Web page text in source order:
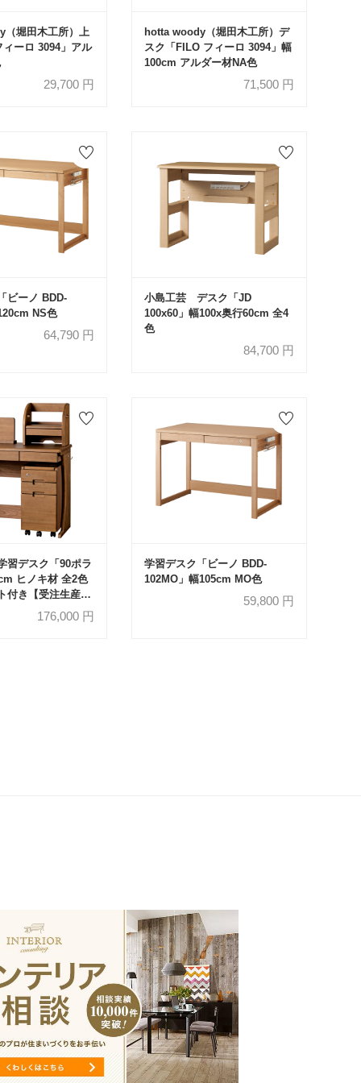
堀田木工所）上
ーロ 3094」アル
29,700 円
hotta woody（堀田木工所）デ
スク「FILO フィーロ 3094」幅
100cm アルダー材NA色
71,500 円
ビーノ BDD-
NS色
64,790 円
小島工芸 デスク「JD
100x60」幅100x奥行60cm 全4
色
84,700 円
デスク「90ポラ
ヒノキ材 全2色
付き【受注生産
176,000 円
学習デスク「ビーノ BDD-
102MO」幅105cm MO色
59,800 円